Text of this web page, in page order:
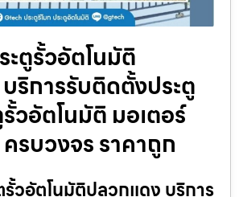
ตูรั้วอัตโนมัติ
ริการรับติดตั้งประตู
วอัตโนมัติ มอเตอร์
ครบวงจร ราคาถูก
วอัตโนมัติปลวกแดง บริการ